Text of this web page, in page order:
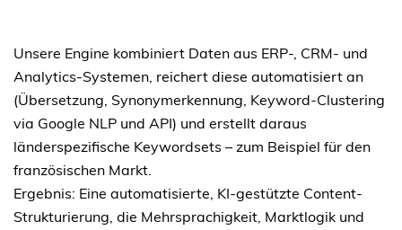
Unsere Engine kombiniert Daten aus ERP-, CRM- und
Analytics-Systemen, reichert diese automatisiert an
(Übersetzung, Synonymerkennung, Keyword-Clustering
via Google NLP und API) und erstellt daraus
länderspezifische Keywordsets – zum Beispiel für den
französischen Markt.
Ergebnis: Eine automatisierte, KI-gestützte Content-
Strukturierung, die Mehrsprachigkeit, Marktlogik und